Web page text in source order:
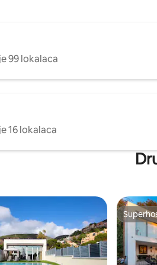
Zato što je cijeli kat
ima bračni krevet.
imaju 2 kreveta za
plaži putem privatnog
i dječje igraonice na
restorani unutar
i centar Barcelone
za 1 osobu, 90 cm svaki,
kako bi se stvorio
boravak koji je
dnevni boravak s
na more -
stolom za 10 osoba -
99 lokalaca
16 lokalaca